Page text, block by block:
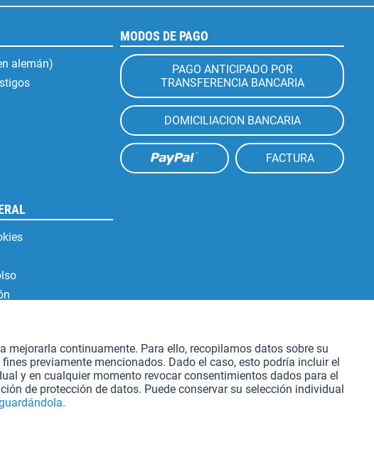
alemán)
MODOS DE PAGO
PAGO ANTICIPADO POR
TRANSFERENCIA BANCARIA
DOMICILIACION BANCARIA
FACTURA
Aktiv
continuamente. Para ello, recopilamos datos sobre su
previamente mencionados. Dado el caso, esto podría incluir el
y en cualquier momento revocar consentimientos dados para el
de protección de datos. Puede conservar su selección individual